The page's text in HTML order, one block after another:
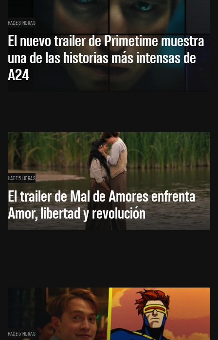
HACE 3 HORAS
El nuevo trailer de Primetime muestra
una de las historias más intensas de
A24
HACE 5 HORAS
El trailer de Mal de Amores enfrenta
Amor, libertad y revolución
HACE 5 HORAS